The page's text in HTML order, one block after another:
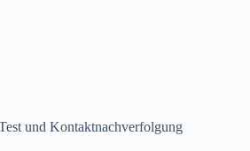
und Kontaktnachverfolgung